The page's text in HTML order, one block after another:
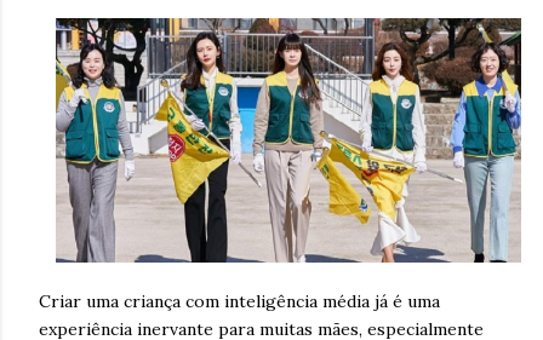
Criar uma criança com inteligência média já é uma
experiência inervante para muitas mães, especialmente